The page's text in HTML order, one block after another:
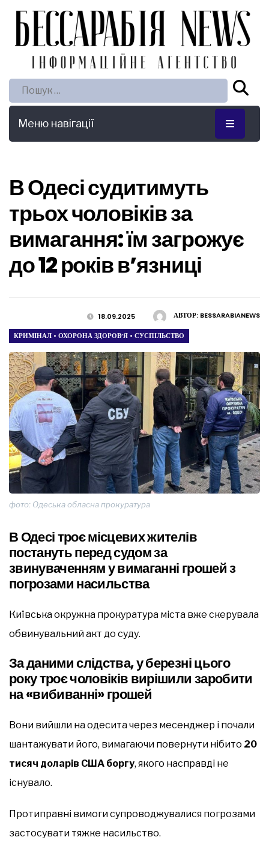
Пошук:
Меню навігації
В Одесі судитимуть
трьох чоловіків за
вимагання: їм загрожує
до 12 років в’язниці
АВТОР: BESSARABIANEWS
18.09.2025
КРИМІНАЛ • ОХОРОНА ЗДОРОВ’Я • СУСПІЛЬСТВО
фото: Одеська обласна прокуратура
В Одесі троє місцевих жителів
постануть перед судом за
звинуваченням у вимаганні грошей з
погрозами насильства
Київська окружна прокуратура міста вже скерувала
обвинувальний акт до суду.
За даними слідства, у березні цього
року троє чоловіків вирішили заробити
на «вибиванні» грошей
Вони вийшли на одесита через месенджер і почали
шантажувати його, вимагаючи повернути нібито 20
тисяч доларів США боргу, якого насправді не
існувало.
Протиправні вимоги супроводжувалися погрозами
застосувати тяжке насильство.